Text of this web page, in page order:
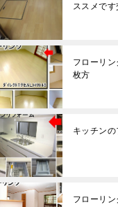
ススメです
フローリ
枚方
キッチンの
フローリ